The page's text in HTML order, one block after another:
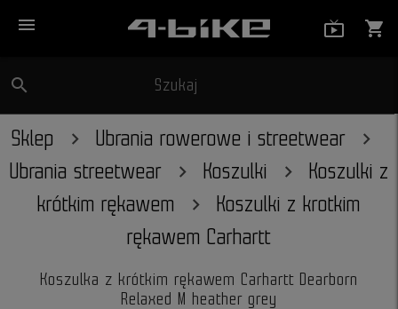
menu shopping_cart
search Szukaj
Sklep
Ubrania rowerowe i streetwear
Ubrania streetwear
Koszulki
Koszulki z
krótkim rękawem
Koszulki z krotkim
rękawem Carhartt
Koszulka z krótkim rękawem Carhartt Dearborn
Relaxed M heather grey